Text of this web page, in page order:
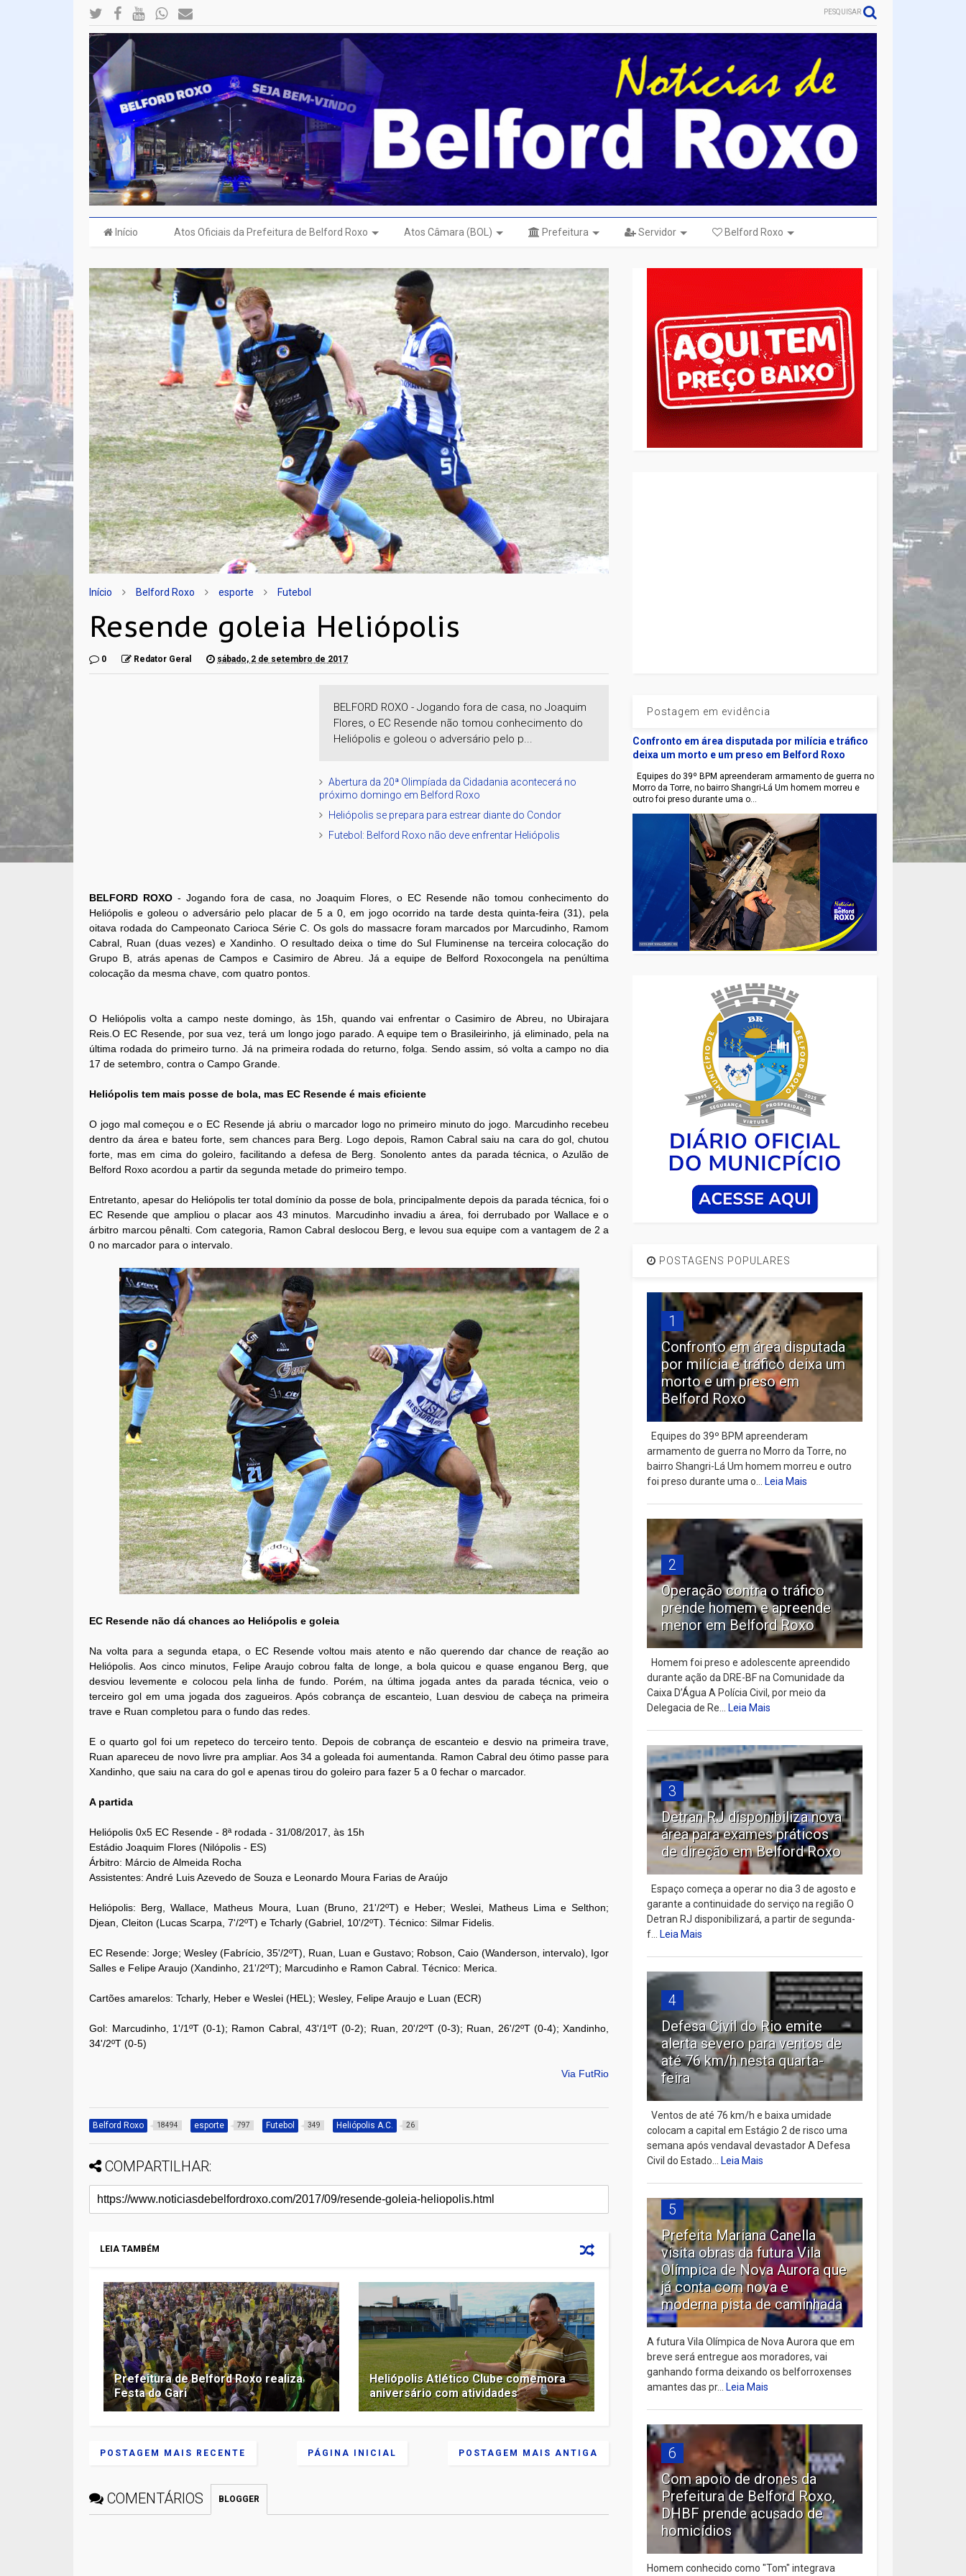
PESQUISAR
Início Atos Oficiais da Prefeitura de Belford Roxo Atos Câmara (BOL) Prefeitura Servidor Belford Roxo
Início Belford Roxo esporte Futebol
Resende goleia Heliópolis
0 Redator Geral sábado, 2 de setembro de 2017
BELFORD ROXO - Jogando fora de casa, no Joaquim
Flores, o EC Resende não tomou conhecimento do
Heliópolis e goleou o adversário pelo p...
Abertura da 20ª Olimpíada da Cidadania acontecerá no
próximo domingo em Belford Roxo
Heliópolis se prepara para estrear diante do Condor
Futebol: Belford Roxo não deve enfrentar Heliópolis
BELFORD ROXO - Jogando fora de casa, no Joaquim Flores, o EC Resende não tomou conhecimento do
Heliópolis e goleou o adversário pelo placar de 5 a 0, em jogo ocorrido na tarde desta quinta-feira (31), pela
oitava rodada do Campeonato Carioca Série C. Os gols do massacre foram marcados por Marcudinho, Ramom
Cabral, Ruan (duas vezes) e Xandinho. O resultado deixa o time do Sul Fluminense na terceira colocação do
Grupo B, atrás apenas de Campos e Casimiro de Abreu. Já a equipe de Belford Roxocongela na penúltima
colocação da mesma chave, com quatro pontos.
O Heliópolis volta a campo neste domingo, às 15h, quando vai enfrentar o Casimiro de Abreu, no Ubirajara
Reis.O EC Resende, por sua vez, terá um longo jogo parado. A equipe tem o Brasileirinho, já eliminado, pela na
última rodada do primeiro turno. Já na primeira rodada do returno, folga. Sendo assim, só volta a campo no dia
17 de setembro, contra o Campo Grande.
Heliópolis tem mais posse de bola, mas EC Resende é mais eficiente
O jogo mal começou e o EC Resende já abriu o marcador logo no primeiro minuto do jogo. Marcudinho recebeu
dentro da área e bateu forte, sem chances para Berg. Logo depois, Ramon Cabral saiu na cara do gol, chutou
forte, mas em cima do goleiro, facilitando a defesa de Berg. Sonolento antes da parada técnica, o Azulão de
Belford Roxo acordou a partir da segunda metade do primeiro tempo.
Entretanto, apesar do Heliópolis ter total domínio da posse de bola, principalmente depois da parada técnica, foi o
EC Resende que ampliou o placar aos 43 minutos. Marcudinho invadiu a área, foi derrubado por Wallace e o
árbitro marcou pênalti. Com categoria, Ramon Cabral deslocou Berg, e levou sua equipe com a vantagem de 2 a
0 no marcador para o intervalo.
EC Resende não dá chances ao Heliópolis e goleia
Na volta para a segunda etapa, o EC Resende voltou mais atento e não querendo dar chance de reação ao
Heliópolis. Aos cinco minutos, Felipe Araujo cobrou falta de longe, a bola quicou e quase enganou Berg, que
desviou levemente e colocou pela linha de fundo. Porém, na última jogada antes da parada técnica, veio o
terceiro gol em uma jogada dos zagueiros. Após cobrança de escanteio, Luan desviou de cabeça na primeira
trave e Ruan completou para o fundo das redes.
E o quarto gol foi um repeteco do terceiro tento. Depois de cobrança de escanteio e desvio na primeira trave,
Ruan apareceu de novo livre pra ampliar. Aos 34 a goleada foi aumentanda. Ramon Cabral deu ótimo passe para
Xandinho, que saiu na cara do gol e apenas tirou do goleiro para fazer 5 a 0 fechar o marcador.
A partida
Heliópolis 0x5 EC Resende - 8ª rodada - 31/08/2017, às 15h
Estádio Joaquim Flores (Nilópolis - ES)
Árbitro: Márcio de Almeida Rocha
Assistentes: André Luis Azevedo de Souza e Leonardo Moura Farias de Araújo
Heliópolis: Berg, Wallace, Matheus Moura, Luan (Bruno, 21'/2ºT) e Heber; Weslei, Matheus Lima e Selthon;
Djean, Cleiton (Lucas Scarpa, 7'/2ºT) e Tcharly (Gabriel, 10'/2ºT). Técnico: Silmar Fidelis.
EC Resende: Jorge; Wesley (Fabrício, 35'/2ºT), Ruan, Luan e Gustavo; Robson, Caio (Wanderson, intervalo), Igor
Salles e Felipe Araujo (Xandinho, 21'/2ºT); Marcudinho e Ramon Cabral. Técnico: Merica.
Cartões amarelos: Tcharly, Heber e Weslei (HEL); Wesley, Felipe Araujo e Luan (ECR)
Gol: Marcudinho, 1'/1ºT (0-1); Ramon Cabral, 43'/1ºT (0-2); Ruan, 20'/2ºT (0-3); Ruan, 26'/2ºT (0-4); Xandinho,
34'/2ºT (0-5)
Via FutRio
Belford Roxo 18494 esporte 797 Futebol 349 Heliópolis A.C. 26
COMPARTILHAR:
LEIA TAMBÉM
Prefeitura de Belford Roxo realiza
Festa do Gari
Heliópolis Atlético Clube comemora
aniversário com atividades
POSTAGEM MAIS RECENTE POSTAGEM MAIS ANTIGA
PÁGINA INICIAL
COMENTÁRIOS BLOGGER
Postagem em evidência
Confronto em área disputada por milícia e tráfico
deixa um morto e um preso em Belford Roxo
Equipes do 39º BPM apreenderam armamento de guerra no
Morro da Torre, no bairro Shangri-Lá Um homem morreu e
outro foi preso durante uma o...
POSTAGENS POPULARES
1
Confronto em área disputada
por milícia e tráfico deixa um
morto e um preso em
Belford Roxo
Equipes do 39º BPM apreenderam
armamento de guerra no Morro da Torre, no
bairro Shangri-Lá Um homem morreu e outro
foi preso durante uma o...Leia Mais
2
Operação contra o tráfico
prende homem e apreende
menor em Belford Roxo
Homem foi preso e adolescente apreendido
durante ação da DRE-BF na Comunidade da
Caixa D’Água A Polícia Civil, por meio da
Delegacia de Re...Leia Mais
3
Detran RJ disponibiliza nova
área para exames práticos
de direção em Belford Roxo
Espaço começa a operar no dia 3 de agosto e
garante a continuidade do serviço na região O
Detran RJ disponibilizará, a partir de segunda-
f...Leia Mais
4
Defesa Civil do Rio emite
alerta severo para ventos de
até 76 km/h nesta quarta-
feira
Ventos de até 76 km/h e baixa umidade
colocam a capital em Estágio 2 de risco uma
semana após vendaval devastador A Defesa
Civil do Estado...Leia Mais
5
Prefeita Mariana Canella
visita obras da futura Vila
Olímpica de Nova Aurora que
já conta com nova e
moderna pista de caminhada
A futura Vila Olímpica de Nova Aurora que em
breve será entregue aos moradores, vai
ganhando forma deixando os belforroxenses
amantes das pr...Leia Mais
6
Com apoio de drones da
Prefeitura de Belford Roxo,
DHBF prende acusado de
homicídios
Homem conhecido como "Tom" integrava